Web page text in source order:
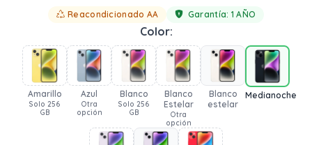
Reacondicionado AA Garantía: 1 AÑO
Color:
Amarillo
Solo 256
GB
Azul
Otra
opción
Blanco
Solo 256
GB
Blanco
Estelar
Otra
opción
Blanco
estelar
Medianoche